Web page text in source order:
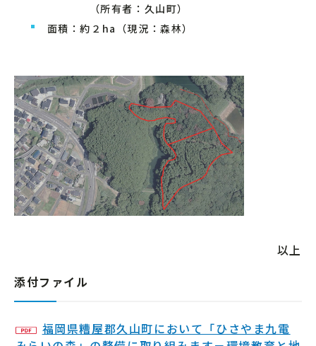
（所有者：久山町）
面積：約２ha（現況：森林）
以上
添付ファイル
福岡県糟屋郡久山町において「ひさやま九電